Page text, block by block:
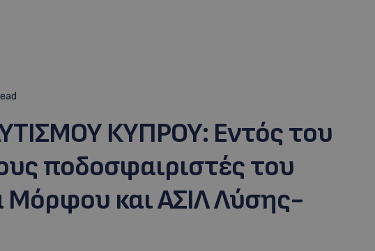
ΚΥΠΡΟΥ: Εντός του
ποδοσφαιριστές του
Μόρφου και ΑΣΙΛ Λύσης-